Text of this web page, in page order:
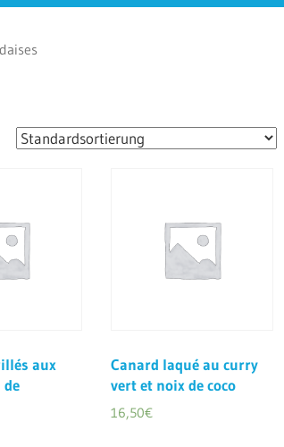
aux
Canard laqué au curry
vert et noix de coco
16,50€